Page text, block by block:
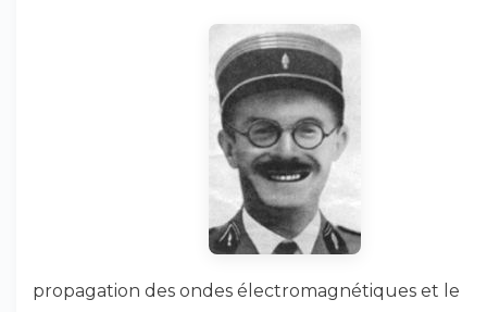
propagation des ondes électromagnétiques et le